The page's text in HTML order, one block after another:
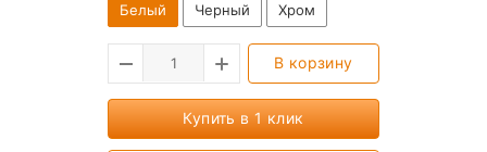
Белый
Черный Хром
В корзину
Купить в 1 клик